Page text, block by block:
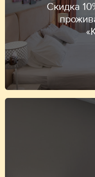
Скидка